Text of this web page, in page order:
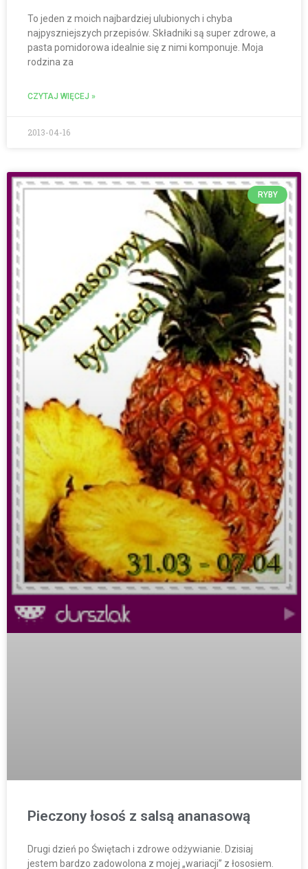
To jeden z moich najbardziej ulubionych i chyba
najpyszniejszych przepisów. Składniki są super zdrowe, a
pasta pomidorowa idealnie się z nimi komponuje. Moja
rodzina za
CZYTAJ WIĘCEJ »
2013-04-16
RYBY
Pieczony łosoś z salsą ananasową
Drugi dzień po Świętach i zdrowe odżywianie. Dzisiaj
jestem bardzo zadowolona z mojej „wariacji” z łososiem.